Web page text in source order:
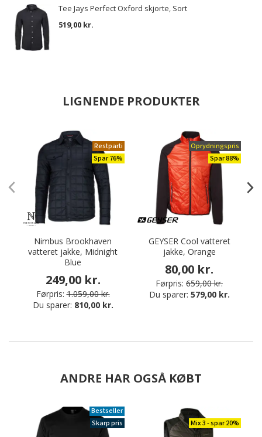
Tee Jays Perfect Oxford skjorte, Sort
519,00 kr.
LIGNENDE PRODUKTER
Restparti
Spar 76%
Nimbus Brookhaven
vatteret jakke, Midnight
Blue
249,00 kr.
Førpris: 1.059,00 kr.
Du sparer: 810,00 kr.
Oprydningspris
Spar 88%
GEYSER Cool vatteret
jakke, Orange
80,00 kr.
Førpris: 659,00 kr.
Du sparer: 579,00 kr.
ANDRE HAR OGSÅ KØBT
Bestseller
Skarp pris
Mix 3 - spar 20%